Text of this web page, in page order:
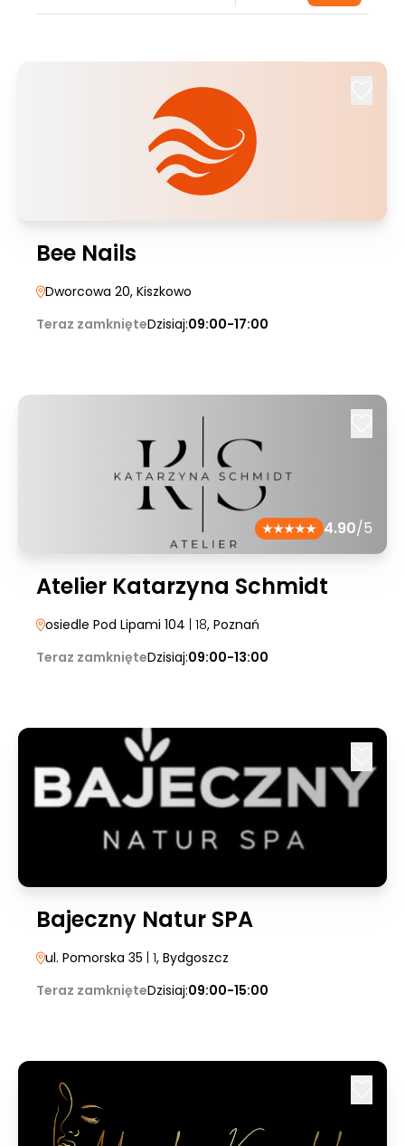
Bee Nails
Dworcowa 20, Kiszkowo
Teraz zamknięteDzisiaj:09:00-17:00
4.90/5
Atelier Katarzyna Schmidt
osiedle Pod Lipami 104 | 18, Poznań
Teraz zamknięteDzisiaj:09:00-13:00
Bajeczny Natur SPA
ul. Pomorska 35 | 1, Bydgoszcz
Teraz zamknięteDzisiaj:09:00-15:00